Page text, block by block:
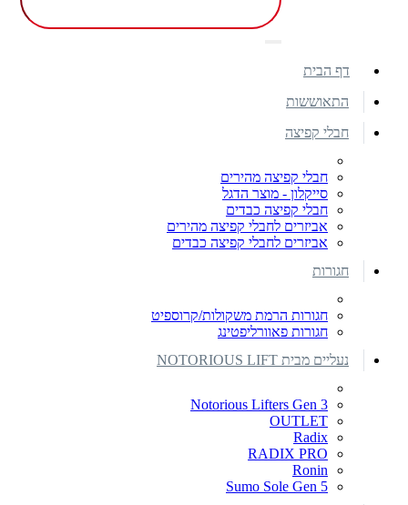
דף הבית
התאוששות
חבלי קפיצה
חבלי קפיצה מהירים
סייקלון - מוצר הדגל
חבלי קפיצה כבדים
אביזרים לחבלי קפיצה מהירים
אביזרים לחבלי קפיצה כבדים
חגורות
חגורות הרמת משקולות/קרוספיט
חגורות פאוורליפטינג
נעליים מבית NOTORIOUS LIFT
Notorious Lifters Gen 3
OUTLET
Radix
RADIX PRO
Ronin
Sumo Sole Gen 5